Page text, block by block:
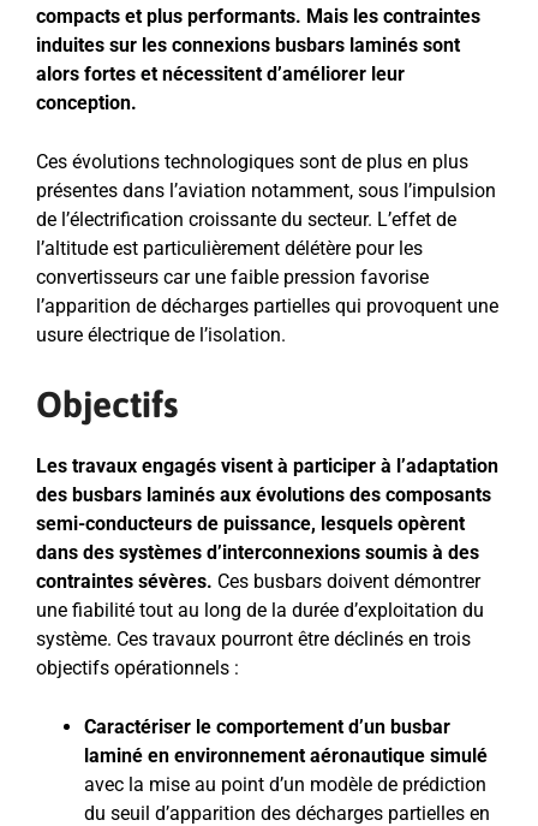
compacts et plus performants. Mais les contraintes
induites sur les connexions busbars laminés sont
alors fortes et nécessitent d’améliorer leur
conception.
Ces évolutions technologiques sont de plus en plus
présentes dans l’aviation notamment, sous l’impulsion
de l’électrification croissante du secteur. L’effet de
l’altitude est particulièrement délétère pour les
convertisseurs car une faible pression favorise
l’apparition de décharges partielles qui provoquent une
usure électrique de l’isolation.
Objectifs
Les travaux engagés visent à participer à l’adaptation
des busbars laminés aux évolutions des composants
semi-conducteurs de puissance, lesquels opèrent
dans des systèmes d’interconnexions soumis à des
contraintes sévères. Ces busbars doivent démontrer
une fiabilité tout au long de la durée d’exploitation du
système. Ces travaux pourront être déclinés en trois
objectifs opérationnels :
Caractériser le comportement d’un busbar
laminé en environnement aéronautique simulé
avec la mise au point d’un modèle de prédiction
du seuil d’apparition des décharges partielles en